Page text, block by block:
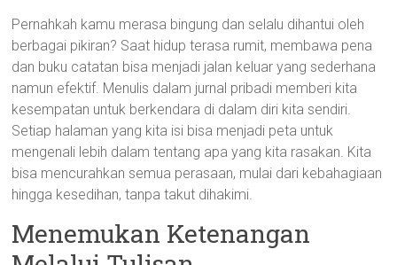
Pernahkah kamu merasa bingung dan selalu dihantui oleh
berbagai pikiran? Saat hidup terasa rumit, membawa pena
dan buku catatan bisa menjadi jalan keluar yang sederhana
namun efektif. Menulis dalam jurnal pribadi memberi kita
kesempatan untuk berkendara di dalam diri kita sendiri.
Setiap halaman yang kita isi bisa menjadi peta untuk
mengenali lebih dalam tentang apa yang kita rasakan. Kita
bisa mencurahkan semua perasaan, mulai dari kebahagiaan
hingga kesedihan, tanpa takut dihakimi.
Menemukan Ketenangan